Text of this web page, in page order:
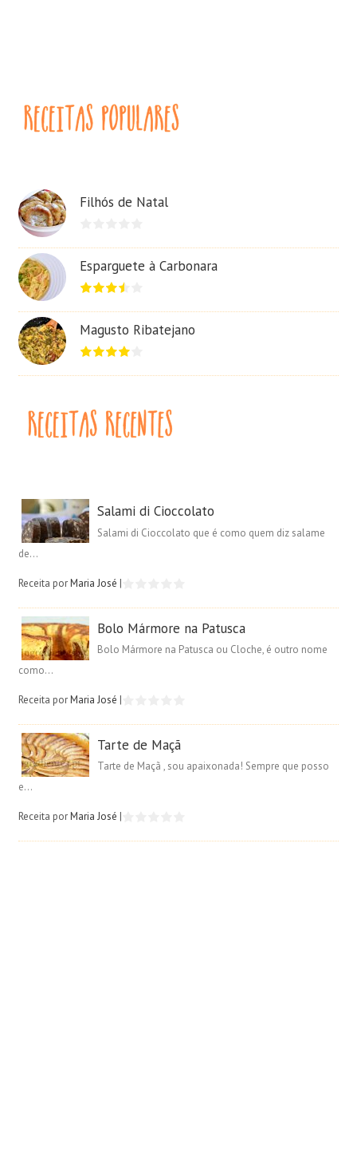
Filhós de Natal
Esparguete à Carbonara
Magusto Ribatejano
Salami di Cioccolato
Salami di Cioccolato que é como quem diz salame
de...
Receita porMaria José |
Bolo Mármore na Patusca
Bolo Mármore na Patusca ou Cloche, é outro nome
como...
Receita porMaria José |
Tarte de Maçã
Tarte de Maçã , sou apaixonada! Sempre que posso
e...
Receita porMaria José |